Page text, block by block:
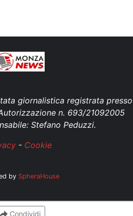
giornalistica registrata presso
n. 693/21092005
Stefano Peduzzi.
- Cookie
by SpheraHouse
Condividi